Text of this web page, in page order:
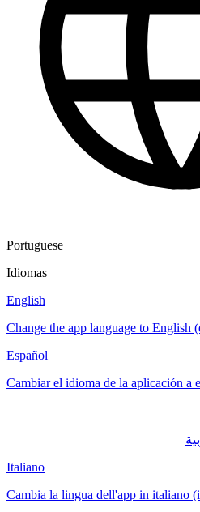
Portuguese
Idiomas
English
Change the app language to English
Español
Cambiar el idioma de la aplicación a
Italiano
Cambia la lingua dell'app in italiano